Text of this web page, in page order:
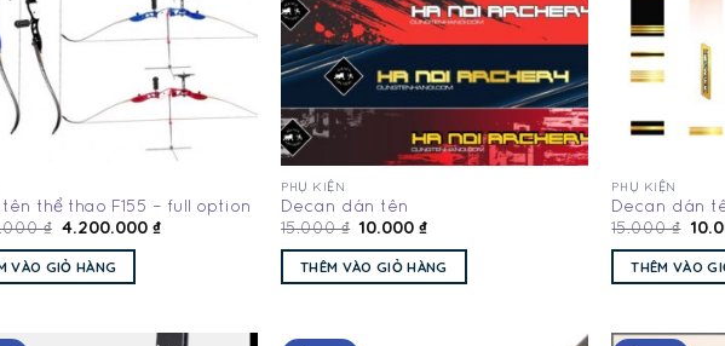
thể thao F155 – full option
₫ 4.200.000₫
VÀO GIỎ HÀNG
PHỤ KIỆN
Decan dán tên
15.000₫ 10.000₫
THÊM VÀO GIỎ HÀNG
PHỤ KIỆN
Decan dán
15.000₫
THÊM VÀO